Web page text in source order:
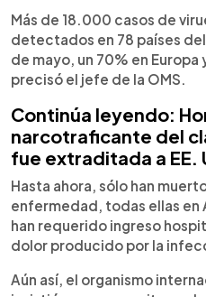
Más de 18.000 casos de
detectados en 78 países
de mayo, un 70% en Europa
precisó el jefe de la OMS.
Continúa leyendo:
narcotraficante del
fue extraditada a EE.
Hasta ahora, sólo han
enfermedad, todas ellas en
han requerido ingreso
dolor producido por la
Aún así, el organismo